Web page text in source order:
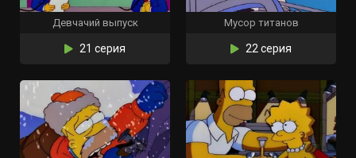
Девчачий выпуск
21 серия
Мусор титанов
22 серия